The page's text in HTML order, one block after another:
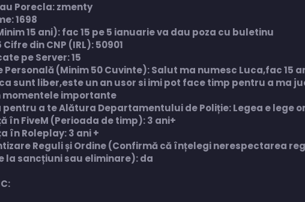
Porecla: zmenty
1698
15 ani): fac 15 pe 5 ianuarie va dau poza cu buletinu
din CNP (IRL): 50901
pe Server: 15
Personală (Minim 50 Cuvinte): Salut ma numesc Luca,fac 15
sunt liber,este un an usor si imi pot face timp pentru a ma
momentele importante
pentru a te Alătura Departamentului de Poliție: Legea e lege
în FiveM (Perioada de timp): 3 ani+
în Roleplay: 3 ani +
Reguli și Ordine (Confirmă că înțelegi nerespectarea
la sancțiuni sau eliminare): da